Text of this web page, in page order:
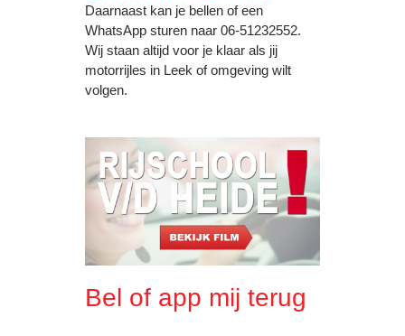
Daarnaast kan je bellen of een
WhatsApp sturen naar 06-51232552.
Wij staan altijd voor je klaar als jij
motorrijles in Leek of omgeving wilt
volgen.
Bel of app mij terug